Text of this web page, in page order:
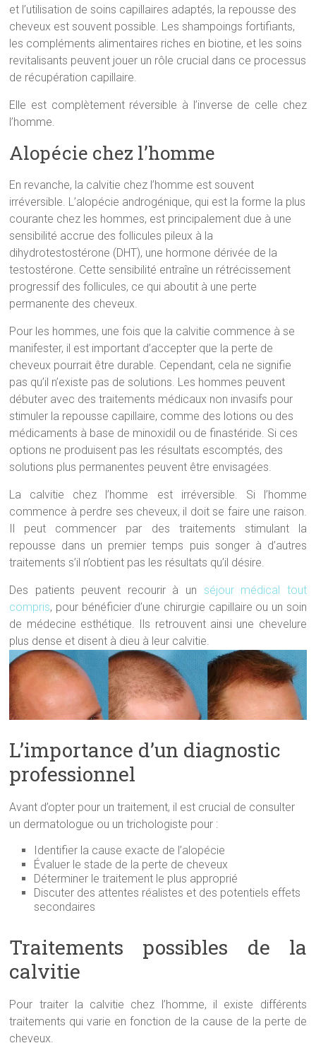
et l’utilisation de soins capillaires adaptés, la repousse des
cheveux est souvent possible. Les shampoings fortifiants,
les compléments alimentaires riches en biotine, et les soins
revitalisants peuvent jouer un rôle crucial dans ce processus
de récupération capillaire.
Elle est complètement réversible à l’inverse de celle chez
l’homme.
Alopécie chez l’homme
En revanche, la calvitie chez l’homme est souvent
irréversible. L’alopécie androgénique, qui est la forme la plus
courante chez les hommes, est principalement due à une
sensibilité accrue des follicules pileux à la
dihydrotestostérone (DHT), une hormone dérivée de la
testostérone. Cette sensibilité entraîne un rétrécissement
progressif des follicules, ce qui aboutit à une perte
permanente des cheveux.
Pour les hommes, une fois que la calvitie commence à se
manifester, il est important d’accepter que la perte de
cheveux pourrait être durable. Cependant, cela ne signifie
pas qu’il n’existe pas de solutions. Les hommes peuvent
débuter avec des traitements médicaux non invasifs pour
stimuler la repousse capillaire, comme des lotions ou des
médicaments à base de minoxidil ou de finastéride. Si ces
options ne produisent pas les résultats escomptés, des
solutions plus permanentes peuvent être envisagées.
La calvitie chez l’homme est irréversible. Si l’homme
commence à perdre ses cheveux, il doit se faire une raison.
Il peut commencer par des traitements stimulant la
repousse dans un premier temps puis songer à d’autres
traitements s’il n’obtient pas les résultats qu’il désire.
Des patients peuvent recourir à un séjour médical tout
compris, pour bénéficier d’une chirurgie capillaire ou un soin
de médecine esthétique. Ils retrouvent ainsi une chevelure
plus dense et disent à dieu à leur calvitie.
L’importance d’un diagnostic
professionnel
Avant d’opter pour un traitement, il est crucial de consulter
un dermatologue ou un trichologiste pour :
Identifier la cause exacte de l’alopécie
Évaluer le stade de la perte de cheveux
Déterminer le traitement le plus approprié
Discuter des attentes réalistes et des potentiels effets
secondaires
Traitements possibles de la
calvitie
Pour traiter la calvitie chez l’homme, il existe différents
traitements qui varie en fonction de la cause de la perte de
cheveux.